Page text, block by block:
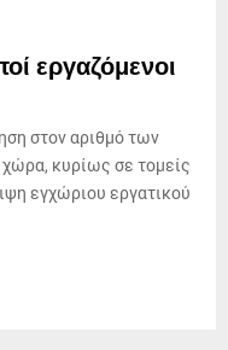
εργαζόμενοι
στον αριθμό των
κυρίως σε τομείς
εγχώριου εργατικού